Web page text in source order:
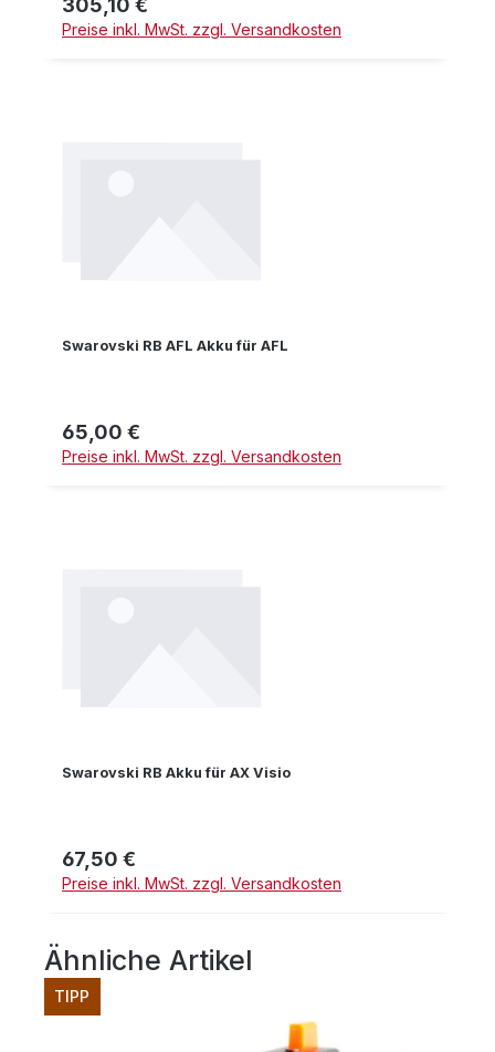
Regulärer Preis:
305,10 €
Preise inkl. MwSt. zzgl. Versandkosten
Swarovski RB AFL Akku für AFL
Regulärer Preis:
65,00 €
Preise inkl. MwSt. zzgl. Versandkosten
Swarovski RB Akku für AX Visio
Regulärer Preis:
67,50 €
Preise inkl. MwSt. zzgl. Versandkosten
Produktgalerie überspringen
Ähnliche Artikel
TIPP